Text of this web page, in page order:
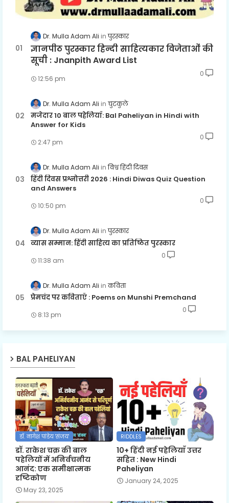
Dr. Mulla Adam Ali पुरस्कार
ज्ञानपीठ पुरस्कार हिन्दी साहित्यकार विजेताओं की
सूची : Jnanpith Award List
12:56 pm
0
Dr. Mulla Adam Ali चुटकुले
मजेदार 10 बाल पहेलियाँ: Bal Paheliyan in Hindi with
Answer for Kids
2:47 pm
0
Dr. Mulla Adam Ali विश्व हिंदी दिवस
हिंदी दिवस प्रश्नोत्तरी 2026 : Hindi Diwas Quiz Question
and Answers
10:50 pm
0
Dr. Mulla Adam Ali पुरस्कार
व्यास सम्मान: हिंदी साहित्य का प्रतिष्ठित पुरस्कार
11:38 am
0
Dr. Mulla Adam Ali कविता
प्रेमचंद पर कविताएँ : Poems on Munshi Premchand
8:13 pm
0
BAL PAHELIYAN
डॉ. नागेश पांडेय 'संजय'
डॉ. राकेश चक्र की बाल
पहेलियों में अनिर्वचनीय
आनंद: एक समीक्षात्मक
दृष्टिकोण
May 23, 2025
RIDDLES
10+ हिंदी नई पहेलियाँ उत्तर
सहित : New Hindi
Paheliyan
January 24, 2025